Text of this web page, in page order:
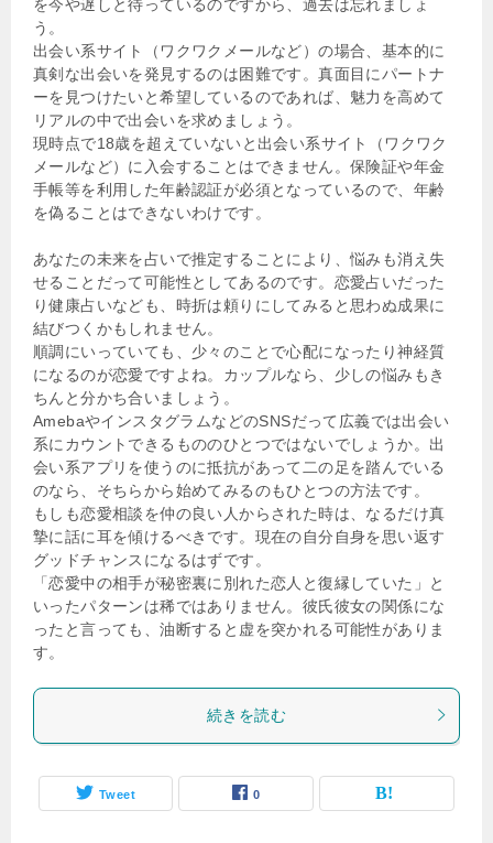
を今や遅しと待っているのですから、過去は忘れましょ
う。
出会い系サイト（ワクワクメールなど）の場合、基本的に
真剣な出会いを発見するのは困難です。真面目にパートナ
ーを見つけたいと希望しているのであれば、魅力を高めて
リアルの中で出会いを求めましょう。
現時点で18歳を超えていないと出会い系サイト（ワクワク
メールなど）に入会することはできません。保険証や年金
手帳等を利用した年齢認証が必須となっているので、年齢
を偽ることはできないわけです。
あなたの未来を占いで推定することにより、悩みも消え失
せることだって可能性としてあるのです。恋愛占いだった
り健康占いなども、時折は頼りにしてみると思わぬ成果に
結びつくかもしれません。
順調にいっていても、少々のことで心配になったり神経質
になるのが恋愛ですよね。カップルなら、少しの悩みもき
ちんと分かち合いましょう。
AmebaやインスタグラムなどのSNSだって広義では出会い
系にカウントできるもののひとつではないでしょうか。出
会い系アプリを使うのに抵抗があって二の足を踏んでいる
のなら、そちらから始めてみるのもひとつの方法です。
もしも恋愛相談を仲の良い人からされた時は、なるだけ真
摯に話に耳を傾けるべきです。現在の自分自身を思い返す
グッドチャンスになるはずです。
「恋愛中の相手が秘密裏に別れた恋人と復縁していた」と
いったパターンは稀ではありません。彼氏彼女の関係にな
ったと言っても、油断すると虚を突かれる可能性がありま
す。
続きを読む
Tweet 0